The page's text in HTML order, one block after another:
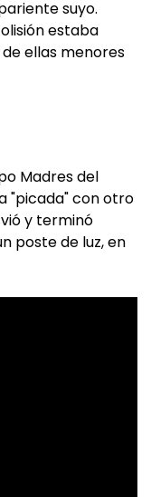
suyo.
estaba
ellas menores
Madres del
"picada" con otro
y terminó
poste de luz, en